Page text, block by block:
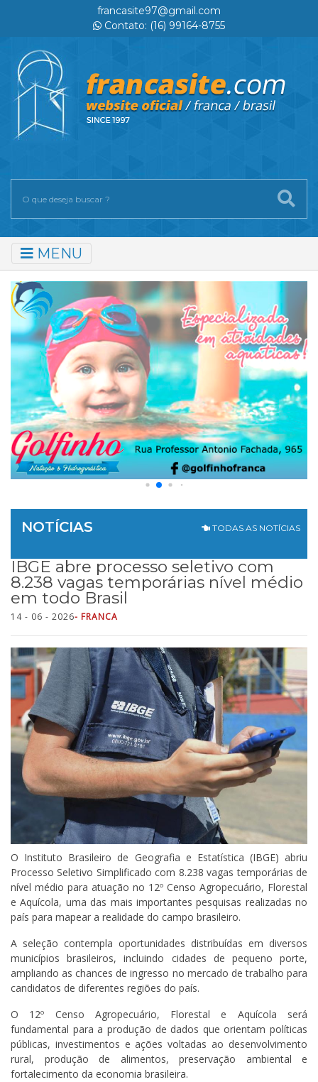
francasite97@gmail.com
Contato: (16) 99164-8755
MENU
NOTÍCIAS TODAS AS NOTÍCIAS
IBGE abre processo seletivo com
8.238 vagas temporárias nível médio
em todo Brasil
14 - 06 - 2026- FRANCA
O Instituto Brasileiro de Geografia e Estatística (IBGE) abriu
Processo Seletivo Simplificado com 8.238 vagas temporárias de
nível médio para atuação no 12º Censo Agropecuário, Florestal
e Aquícola, uma das mais importantes pesquisas realizadas no
país para mapear a realidade do campo brasileiro.
A seleção contempla oportunidades distribuídas em diversos
municípios brasileiros, incluindo cidades de pequeno porte,
ampliando as chances de ingresso no mercado de trabalho para
candidatos de diferentes regiões do país.
O 12º Censo Agropecuário, Florestal e Aquícola será
fundamental para a produção de dados que orientam políticas
públicas, investimentos e ações voltadas ao desenvolvimento
rural, produção de alimentos, preservação ambiental e
fortalecimento da economia brasileira.